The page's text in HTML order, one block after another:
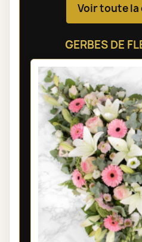
Voir toute
GERBES DE